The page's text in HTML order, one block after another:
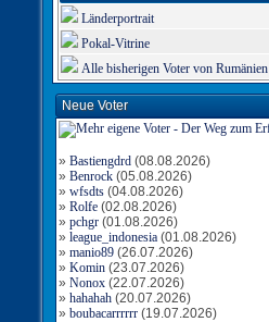
Länderportrait
Pokal-Vitrine
Alle bisherigen Voter von Rumänien
Neue Voter
» Bastiengdrd (08.08.2026)
» Benrock (05.08.2026)
» wfsdts (04.08.2026)
» Rolfe (02.08.2026)
» pchgr (01.08.2026)
» league_indonesia (01.08.2026)
» manio89 (26.07.2026)
» Komin (23.07.2026)
» Nonox (22.07.2026)
» hahahah (20.07.2026)
» boubacarrrrrr (19.07.2026)